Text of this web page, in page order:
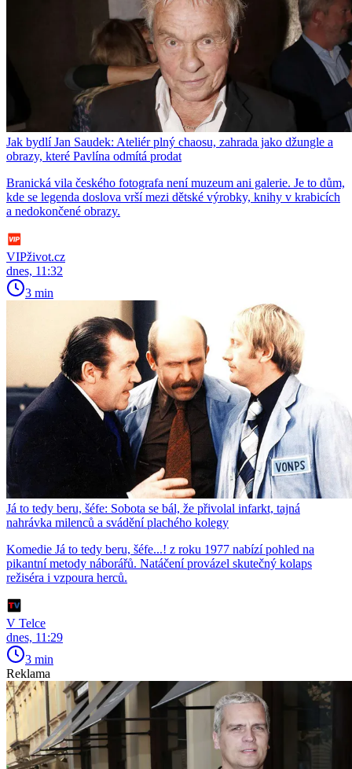
Jak bydlí Jan Saudek: Ateliér plný chaosu, zahrada jako džungle a
obrazy, které Pavlína odmítá prodat
Branická vila českého fotografa není muzeum ani galerie. Je to dům,
kde se legenda doslova vrší mezi dětské výrobky, knihy v krabicích
a nedokončené obrazy.
VIPživot.cz
dnes, 11:32
3 min
Já to tedy beru, šéfe: Sobota se bál, že přivolal infarkt, tajná
nahrávka milenců a svádění plachého kolegy
Komedie Já to tedy beru, šéfe...! z roku 1977 nabízí pohled na
pikantní metody náborářů. Natáčení provázel skutečný kolaps
režiséra i vzpoura herců.
V Telce
dnes, 11:29
3 min
Reklama